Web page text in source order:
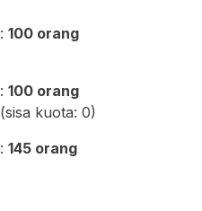
: 100 orang
: 100 orang
(sisa kuota: 0)
: 145 orang